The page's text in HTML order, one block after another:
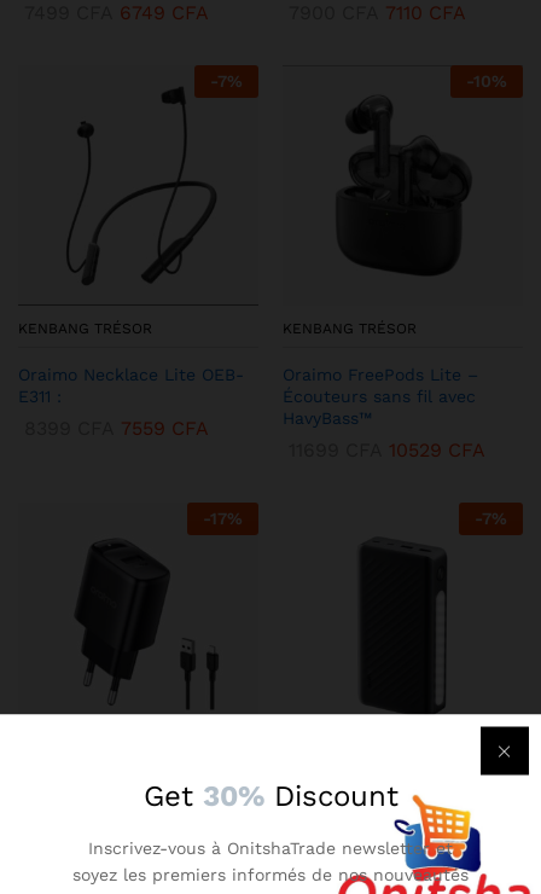
6749 CFA 7110 CFA
-7%
KENBANG TRÉSOR
Oraimo Necklace Lite OEB-
E311 :
7559 CFA
-10%
KENBANG TRÉSOR
Oraimo FreePods Lite –
Écouteurs sans fil avec
HavyBass™
10529 CFA
-17%
Chargeur Mural Oraimo 2A –
AniFast™
2899CFA 2609CFA
-7%
Oraimo Traveler 3 Lit –
Batterie Externe 27000 mAh
Ultra-Puissante
14899CFA 13409CFA
Get 30% Discount
Inscrivez-vous à OnitshaTrade newsletter et
soyez les premiers informés de nos nouveautés